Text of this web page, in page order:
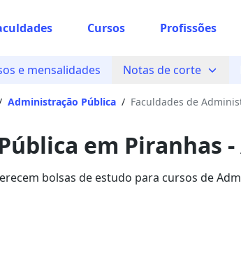
Cursos Profissões
e mensalidades Notas de corte
Administração Pública / Faculdades de
em Piranhas -
bolsas de estudo para cursos de